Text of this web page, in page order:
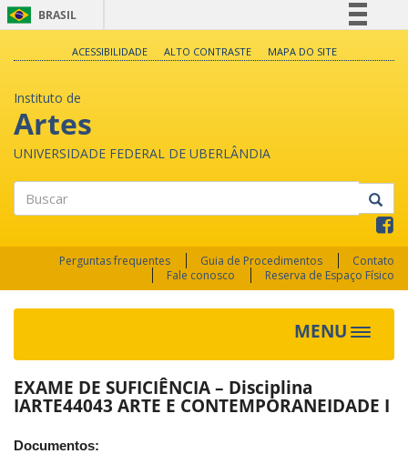
BRASIL
Legislação
Canais
ACESSIBILIDADE ALTO CONTRASTE MAPA DO SITE
Instituto de
Artes
UNIVERSIDADE FEDERAL DE UBERLÂNDIA
Perguntas frequentes Guia de Procedimentos
Contato
Fale conosco
Reserva de Espaço Físico
MENU
Toggle
EXAME DE SUFICIÊNCIA – Disciplina
IARTE44043 ARTE E CONTEMPORANEIDADE I
Documentos: